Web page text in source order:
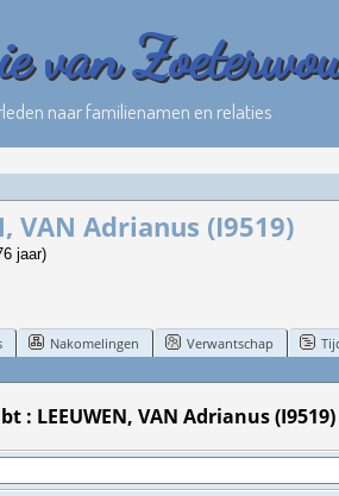
van
naar familienamen en relaties
VAN Adrianus (I9519)
jaar)
Nakomelingen Verwantschap
: LEEUWEN, VAN Adrianus (I9519)